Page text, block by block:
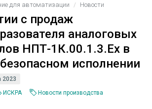
для автоматизации Новости
с продаж
аналоговых
НПТ-1К.00.1.3.Ех в
исполнении
2023
ИСКРА Новости производства